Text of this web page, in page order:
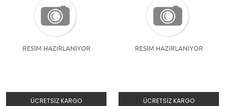
ÜCRETSIZ KARGO ÜCRETSIZ KARGO